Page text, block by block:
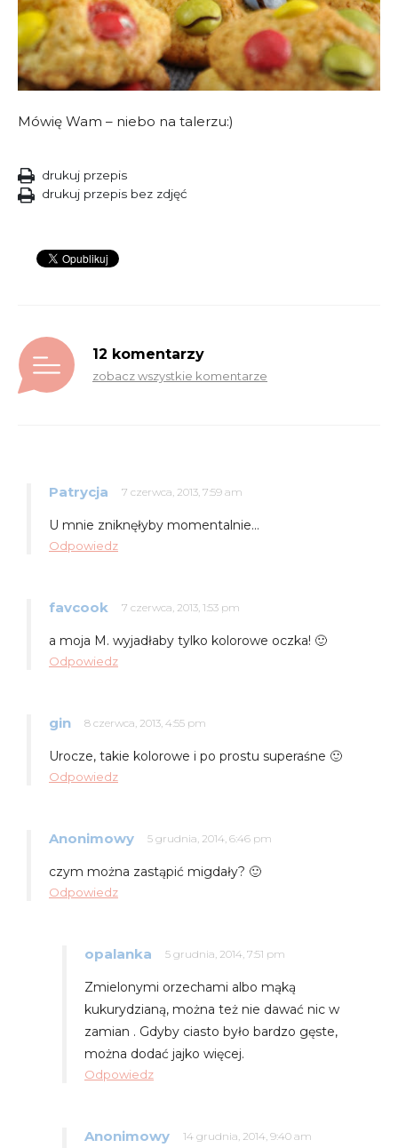
Mówię Wam – niebo na talerzu:)
drukuj przepis
drukuj przepis bez zdjęć
12 komentarzy
zobacz wszystkie komentarze
Patrycja 7 czerwca, 2013, 7:59 am
U mnie zniknęłyby momentalnie…
Odpowiedz
favcook 7 czerwca, 2013, 1:53 pm
a moja M. wyjadłaby tylko kolorowe oczka! 🙂
Odpowiedz
gin 8 czerwca, 2013, 4:55 pm
Urocze, takie kolorowe i po prostu superaśne 🙂
Odpowiedz
Anonimowy 5 grudnia, 2014, 6:46 pm
czym można zastąpić migdały? 🙂
Odpowiedz
opalanka 5 grudnia, 2014, 7:51 pm
Zmielonymi orzechami albo mąką
kukurydzianą, można też nie dawać nic w
zamian . Gdyby ciasto było bardzo gęste,
można dodać jajko więcej.
Odpowiedz
Anonimowy 14 grudnia, 2014, 9:40 am